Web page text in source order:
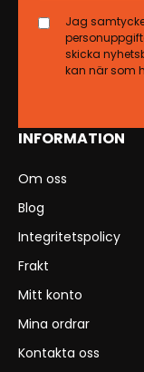
INFORMATION
Om oss
Blog
Integritetspolicy
Frakt
Mitt konto
Mina ordrar
Kontakta oss
Jag
skicka
kan när som